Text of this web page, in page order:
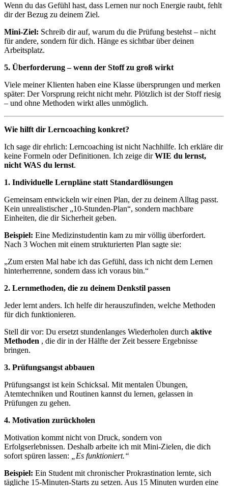
Wenn du das Gefühl hast, dass Lernen nur noch Energie raubt, fehlt
dir der Bezug zu deinem Ziel.
Mini-Ziel: Schreib dir auf, warum du die Prüfung bestehst – nicht
für andere, sondern für dich. Hänge es sichtbar über deinen
Arbeitsplatz.
5. Überforderung – wenn der Stoff zu groß wirkt
Viele meiner Klienten haben eine Klasse übersprungen und merken
später: Der Vorsprung reicht nicht mehr. Plötzlich ist der Stoff riesig
– und ohne Methoden wirkt alles unmöglich.
Wie hilft dir Lerncoaching konkret?
Ich sage dir ehrlich: Lerncoaching ist nicht Nachhilfe. Ich erkläre dir
keine Formeln oder Definitionen. Ich zeige dirWIE du lernst,
nicht WAS du lernst.
1. Individuelle Lernpläne statt Standardlösungen
Gemeinsam entwickeln wir einen Plan, der zu deinem Alltag passt.
Kein unrealistischer „10-Stunden-Plan“, sondern machbare
Einheiten, die dir Sicherheit geben.
Beispiel: Eine Medizinstudentin kam zu mir völlig überfordert.
Nach 3 Wochen mit einem strukturierten Plan sagte sie:
„Zum ersten Mal habe ich das Gefühl, dass ich nicht dem Lernen
hinterherrenne, sondern dass ich voraus bin.“
2. Lernmethoden, die zu deinem Denkstil passen
Jeder lernt anders. Ich helfe dir herauszufinden, welche Methoden
für dich funktionieren.
Stell dir vor: Du ersetzt stundenlanges Wiederholen durch aktive
Methoden , die dir in der Hälfte der Zeit bessere Ergebnisse
bringen.
3. Prüfungsangst abbauen
Prüfungsangst ist kein Schicksal. Mit mentalen Übungen,
Atemtechniken und Routinen kannst du lernen, gelassen in
Prüfungen zu gehen.
4. Motivation zurückholen
Motivation kommt nicht von Druck, sondern von
Erfolgserlebnissen. Deshalb arbeite ich mit Mini-Zielen, die dich
sofort spüren lassen:
„Es funktioniert.“
Beispiel: Ein Student mit chronischer Prokrastination lernte, sich
tägliche 15-Minuten-Starts zu setzen. Aus 15 Minuten wurden eine